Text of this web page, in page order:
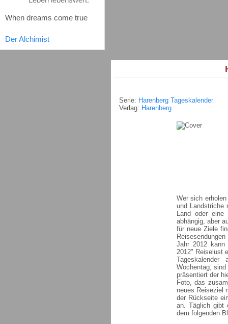
When dreams come true
Der Alchimist
Serie: Harenberg Tageskalender
Verlag: Harenberg
Wer sich
und Landstriche
Land oder
abhängig, aber
für neue Ziele
Jahr 2012 kann
2012" Reiselust
Wochentag,
präsentiert der
Foto, das
neues Reiseziel
der Rückseite
an. Täglich gibt
dem folgenden